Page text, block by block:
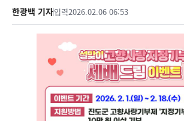
한광백 기자입력2026.02.06 06:53